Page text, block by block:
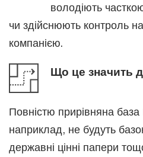
володіють
чи здійснюють контроль
компанією.
Що це значить
Повністю прирівняна
наприклад, не будуть
державні цінні папери